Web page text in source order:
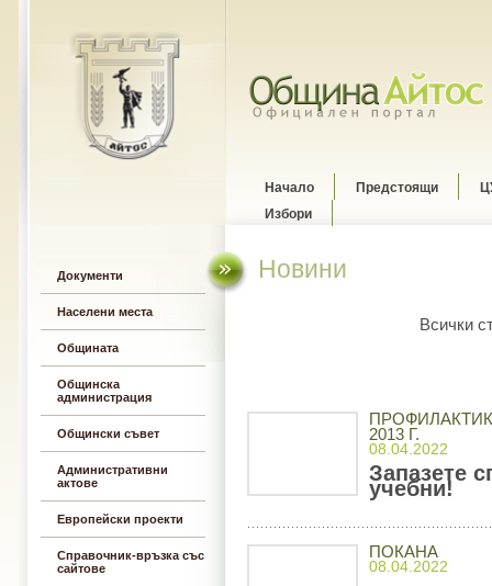
Документи
Населени места
Общината
Общинска
администрация
Общински съвет
Административни
актове
Европейски проекти
Справочник-връзка със
сайтове
Начало Предстоящи
Избори
Новини
Всички
2013 Г.
08.04.2022
Запазете
учебни!
ПОКАНА
08.04.2022